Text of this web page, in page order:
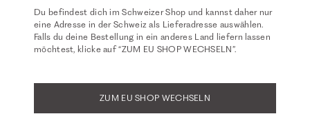
Du befindest dich im Schweizer Shop und kannst daher nur
eine Adresse in der Schweiz als Lieferadresse auswählen.
Falls du deine Bestellung in ein anderes Land liefern lassen
möchtest, klicke auf “ZUM EU SHOP WECHSELN”.
ZUM EU SHOP WECHSELN